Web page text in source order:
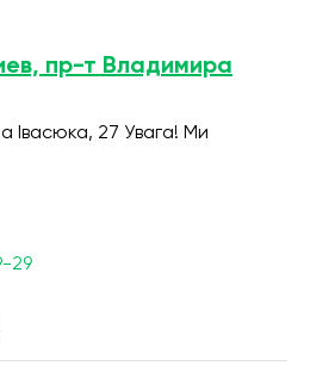
пр-т Владимира
Івасюка, 27 Увага! Ми
29